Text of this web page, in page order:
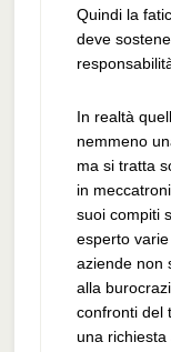
Quindi la
deve
In realtà
nemmeno
ma si tratta
in
suoi compiti
esperto
aziende non
alla
confronti del
una richiesta